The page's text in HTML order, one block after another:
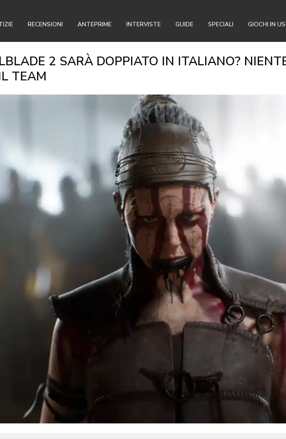
RECENSIONI ANTEPRIME INTERVISTE GUIDE SPECIALI GIOCHI IN
2 SARÀ DOPPIATO IN ITALIANO?
TEAM